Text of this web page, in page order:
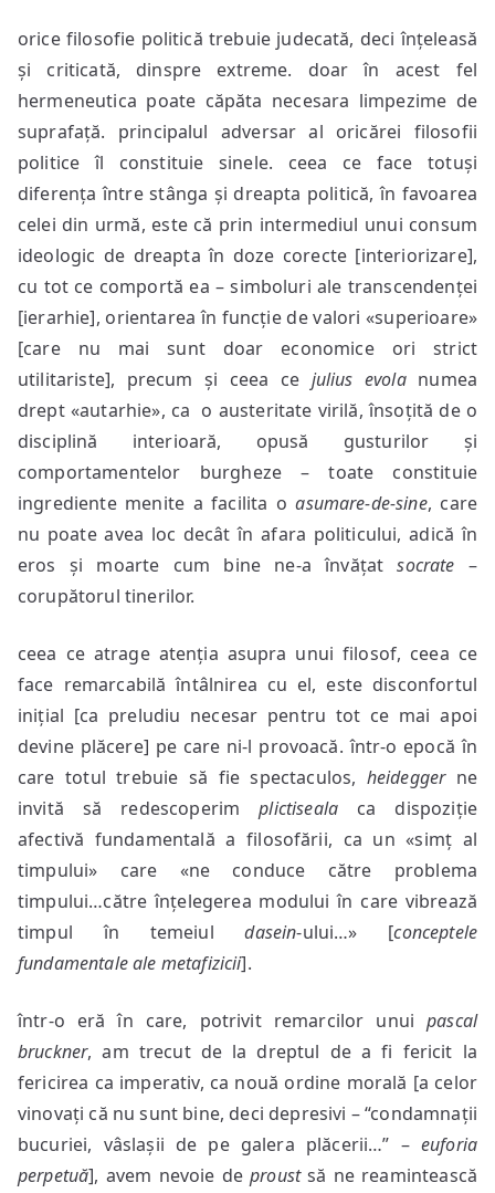
orice filosofie politică trebuie judecată, deci înțeleasă
și criticată, dinspre extreme. doar în acest fel
hermeneutica poate căpăta necesara limpezime de
suprafață. principalul adversar al oricărei filosofii
politice îl constituie sinele. ceea ce face totuși
diferența între stânga și dreapta politică, în favoarea
celei din urmă, este că prin intermediul unui consum
ideologic de dreapta în doze corecte [interiorizare],
cu tot ce comportă ea – simboluri ale transcendenței
[ierarhie], orientarea în funcție de valori «superioare»
[care nu mai sunt doar economice ori strict
utilitariste], precum și ceea ce julius evola numea
drept «autarhie», ca o austeritate virilă, însoțită de o
disciplină interioară, opusă gusturilor și
comportamentelor burgheze – toate constituie
ingrediente menite a facilita oasumare-de-sine, care
nu poate avea loc decât în afara politicului, adică în
eros și moarte cum bine ne-a învățatsocrate –
corupătorul tinerilor.
ceea ce atrage atenția asupra unui filosof, ceea ce
face remarcabilă întâlnirea cu el, este disconfortul
inițial [ca preludiu necesar pentru tot ce mai apoi
devine plăcere] pe care ni-l provoacă. într-o epocă în
care totul trebuie să fie spectaculos, heideggerne
invită să redescoperimplictiseala ca dispoziție
afectivă fundamentală a filosofării, ca un «simț al
timpului» care «ne conduce către problema
timpului…către înțelegerea modului în care vibrează
timpul în temeiuldasein-ului…» [conceptele
fundamentale ale metafizicii].
într-o eră în care, potrivit remarcilor unuipascal
bruckner, am trecut de la dreptul de a fi fericit la
fericirea ca imperativ, ca nouă ordine morală [a celor
vinovați că nu sunt bine, deci depresivi – “condamnații
bucuriei, vâslașii de pe galera plăcerii…” – euforia
perpetuă], avem nevoie deproustsă ne reamintească